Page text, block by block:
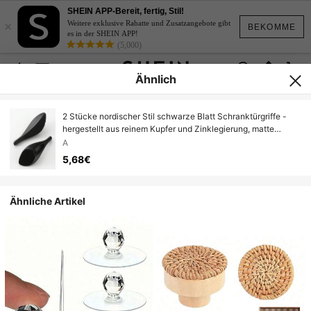
BEKOMME
×
SHEIN APP-Bereit, fertig, Stil!
Weitere exklusive Rabatte und Zusatzangebote gibt
es in der SHEIN APP!
(5,000)
Ähnlich
2 Stücke nordischer Stil schwarze Blatt Schranktürgriffe -
hergestellt aus reinem Kupfer und Zinklegierung, matte
Oberfläche, geeignet für Küchen- und Badezimmertüren
A
5,68€
Ähnliche Artikel